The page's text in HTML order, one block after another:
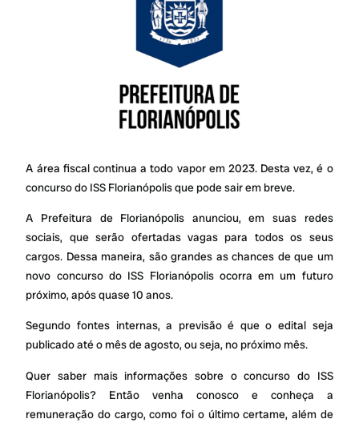
A área fiscal continua a todo vapor em 2023. Desta vez, é o
concurso do ISS Florianópolis que pode sair em breve.
A Prefeitura de Florianópolis anunciou, em suas redes
sociais, que serão ofertadas vagas para todos os seus
cargos. Dessa maneira, são grandes as chances de que um
novo concurso do ISS Florianópolis ocorra em um futuro
próximo, após quase 10 anos.
Segundo fontes internas, a previsão é que o edital seja
publicado até o mês de agosto, ou seja, no próximo mês.
Quer saber mais informações sobre o concurso do ISS
Florianópolis? Então venha conosco e conheça a
remuneração do cargo, como foi o último certame, além de